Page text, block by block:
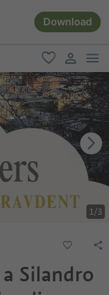
Download
favoriti
user link
1/3
Silandro